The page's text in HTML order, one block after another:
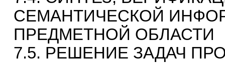
СЕМАНТИЧЕСКОЙ
ПРЕДМЕТНОЙ ОБЛАСТИ
7.5. РЕШЕНИЕ ЗАДАЧ